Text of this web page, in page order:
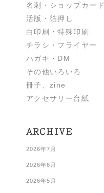
名刺・ショップカード
活版・箔押し
白印刷・特殊印刷
チラシ・フライヤー
ハガキ・DM
その他いろいろ
冊子、zine
アクセサリー台紙
2026年7月
2026年6月
2026年5月